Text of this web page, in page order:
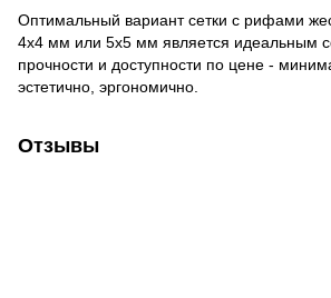
Оптимальный вариант сетки с рифами
4х4 мм или 5х5 мм является идеальным
прочности и доступности по цене -
эстетично, эргономично.
Отзывы